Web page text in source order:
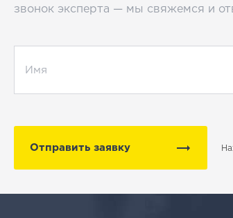
звонок эксперта — мы свяжемся и
Отправить заявку